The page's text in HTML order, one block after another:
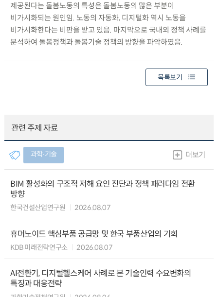
제공된다는 돌봄노동의 특성은 돌봄노동의 많은 부분이
비가시화되는 원인임. 노동의 자동화, 디지털화 역시 노동을
비가시화한다는 비판을 받고 있음. 마지막으로 국내외 정책 사례를
분석하여 돌봄정책과 돌봄기술 정책의 방향을 파악하였음.
목록보기
관련 주제 자료
과학∙기술 더보기
BIM 활성화의 구조적 저해 요인 진단과 정책 패러다임 전환
방향
한국건설산업연구원 2026.08.07
휴머노이드 핵심부품 공급망 및 한국 부품산업의 기회
KDB 미래전략연구소 2026.08.07
AI전환기, 디지털헬스케어 사례로 본 기술인력 수요변화의
특징과 대응전략